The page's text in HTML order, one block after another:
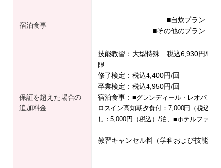
宿泊食事
■自炊プラン：卒
■その他のプラン：
保証を超えた場合の
追加料金
技能教習：大型特殊 税込6,930円
限
修了検定：税込4,400円/回
卒業検定：税込4,950円/回
宿泊食事：■グレンディール・レオパレ
ロスイン高知朝夕食付：7,000円（税込）/
し：5,000円（税込）/泊、■ホテルファー
教習キャンセル料（学科および技能）